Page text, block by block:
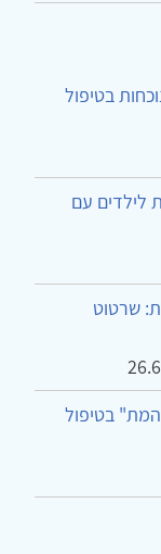
בטיפול
לילדים עם
שרטוט
בטיפול